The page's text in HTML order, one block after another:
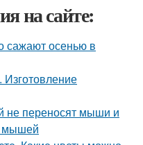
на сайте:
сажают осенью в
Изготовление
не переносят мыши и
мышей